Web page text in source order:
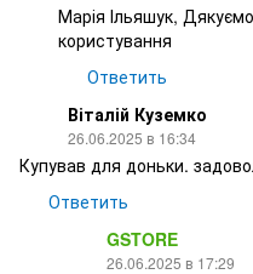
Марія Ільяшук,
користування
Ответить
Віталій Куземко
26.06.2025 в 16:34
Купував для доньки.
Ответить
GSTORE
26.06.2025 в 17:29